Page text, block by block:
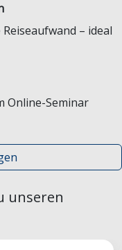
– ideal
Online-Seminar
unseren